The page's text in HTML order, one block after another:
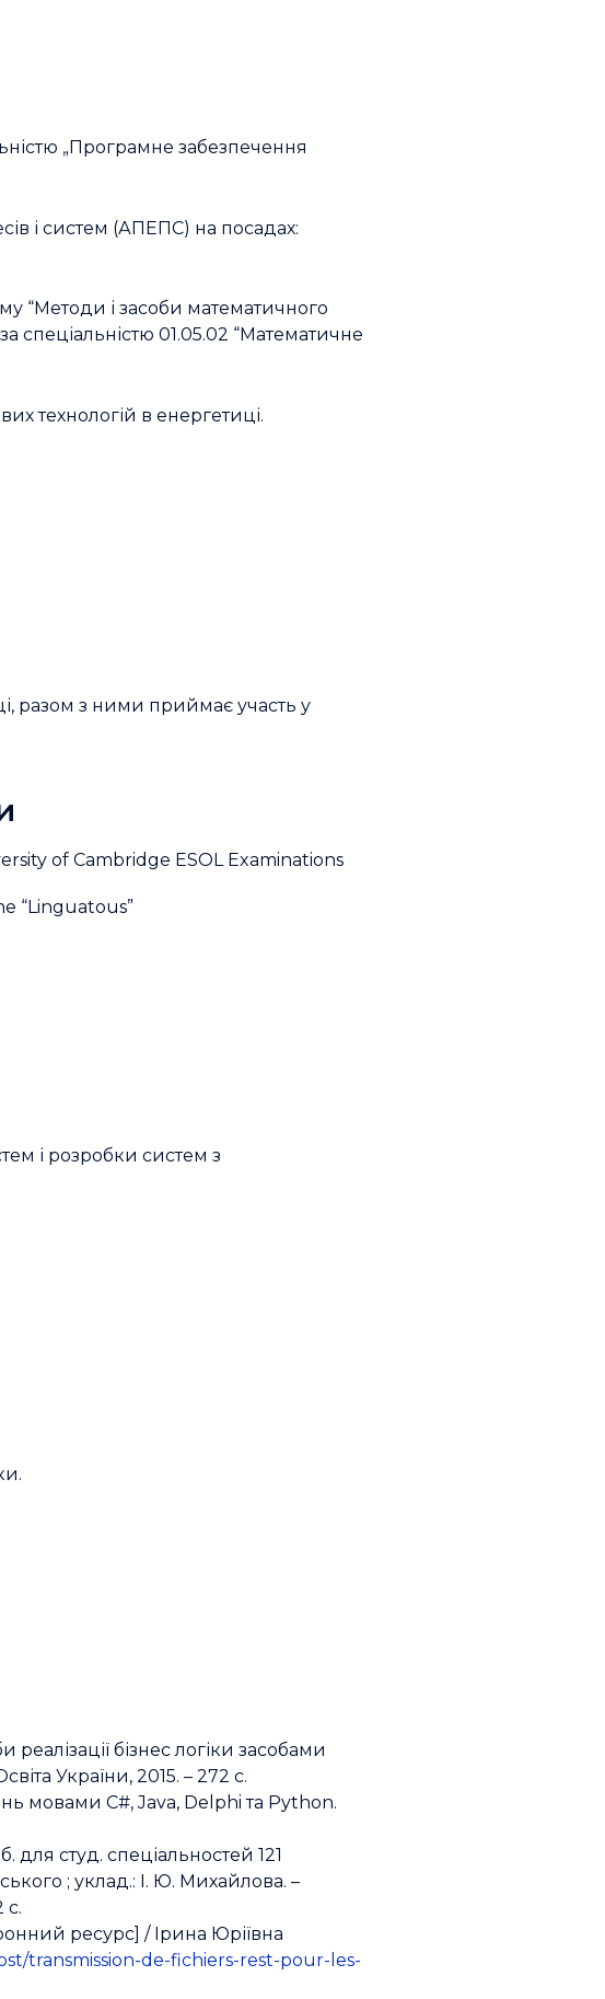
„Програмне забезпечення
і систем (АПЕПС) на посадах:
“Методи і засоби математичного
спеціальністю 01.05.02 “Математичне
технологій в енергетиці.
разом з ними приймає участь у
of Cambridge ESOL Examinations
“Linguatous”
і розробки систем з
бізнес логіки засобами
України, 2015. – 272 с.
мовами C#, Java, Delphi та Python.
студ. спеціальностей 121
; уклад.: І. Ю. Михайлова. –
с.
ресурс] / Ірина Юріївна
transmission-de-fichiers-rest-pour-les-